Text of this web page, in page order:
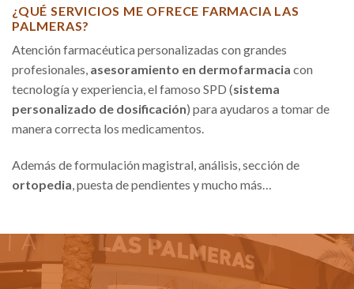
¿QUÉ SERVICIOS ME OFRECE FARMACIA LAS
PALMERAS?
Atención farmacéutica personalizadas con grandes
profesionales, asesoramiento en dermofarmacia con
tecnología y experiencia, el famoso SPD (sistema
personalizado de dosificación) para ayudaros a tomar de
manera correcta los medicamentos.
Además de formulación magistral, análisis, sección de
ortopedia , puesta de pendientes y mucho más…